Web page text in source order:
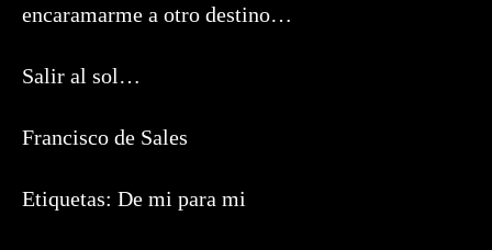
encaramarme a otro destino…
Salir al sol…
Francisco de Sales
Etiquetas: De mi para mi